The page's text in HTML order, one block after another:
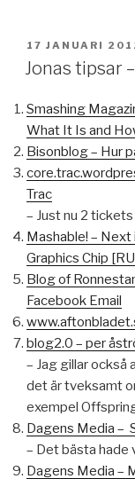
PUBLICERAT
17 JANUARI
Jonas tipsar
Smashing
What It Is and
Bisonblog – Hur
Trac
– Just nu 2 tickets
Mashable! – Next
Graphics Chip
Blog of
Facebook Email
blog2.0 – per
– Jag gillar också
det är tveksamt
exempel
Dagens Media –
– Det bästa hade
Dagens Media –